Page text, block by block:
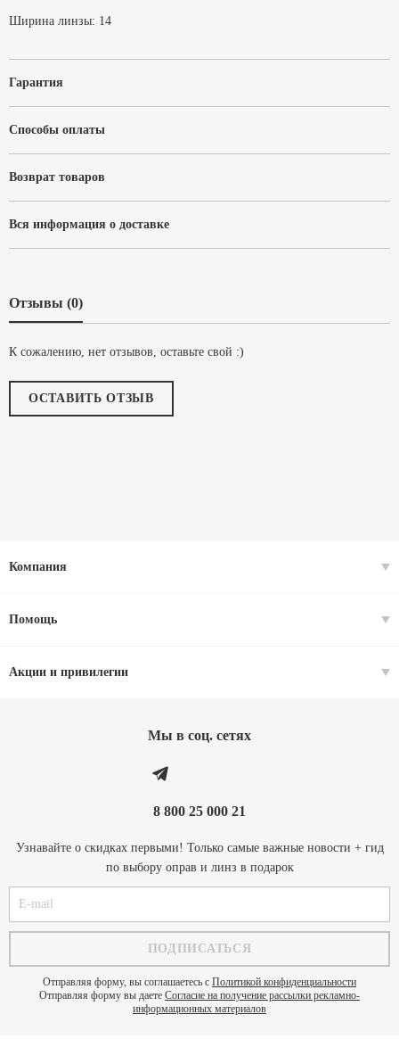
Ширина линзы: 14
Гарантия
Способы оплаты
Возврат товаров
Вся информация о доставке
Отзывы (0)
К сожалению, нет отзывов, оставьте свой :)
ОСТАВИТЬ ОТЗЫВ
Компания
Помощь
Акции и привилегии
Мы в соц. cетях
8 800 25 000 21
Узнавайте о скидках первыми! Только самые важные новости + гид
по выбору оправ и линз в подарок
Отправляя форму, вы соглашаетесь с Политикой конфиденциальности
Отправляя форму вы даете Согласие на получение рассылки рекламно-
информационных материалов